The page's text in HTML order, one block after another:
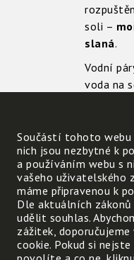
soli –
slaná.
Vodní
voda na
Také v
různé
menší
Sladké
než vody
Součástí tohoto webu
nich jsou nezbytné k
a používáním webu s
vašeho uživatelského
máme připravenou k
Dle aktuálních
udělit souhlas.
zážitek,
cookie. Pokud si